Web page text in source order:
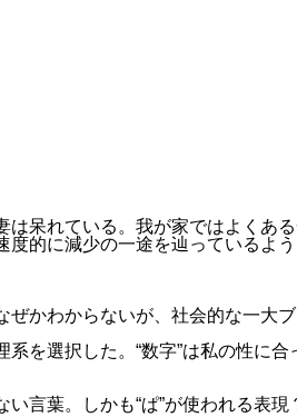
呆れている。我が家ではよくある
度的に減少の一途を辿っているよ
かわからないが、社会的な一大
を選択した。“数字”は私の性に合
言葉。しかも“ぱ”が使われる表現